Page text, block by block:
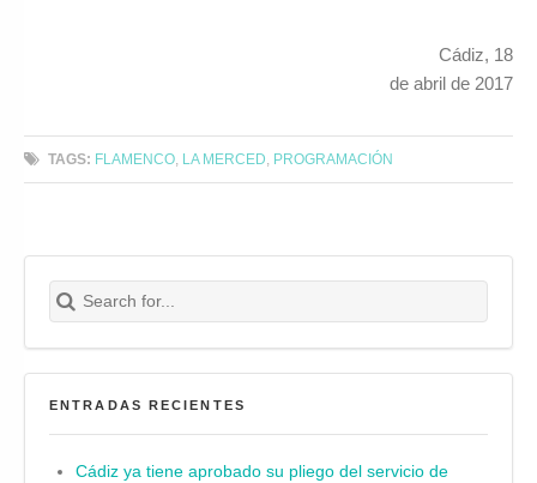
Cádiz, 18
de abril de 2017
TAGS: FLAMENCO LA MERCED PROGRAMACIÓN
Search for:
Buscar
ENTRADAS RECIENTES
Cádiz ya tiene aprobado su pliego del servicio de